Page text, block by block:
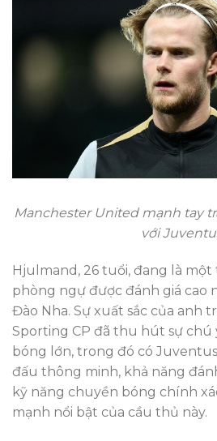
Manchester United mạnh tay
với
Hjulmand, 26 tuổi, đang là
phòng ngự được đánh giá cao
Đào Nha. Sự xuất sắc của anh
Sporting CP đã thu hút sự chú
bóng lớn, trong đó có
đấu thông minh, khả năng
kỹ năng chuyền bóng chính
mạnh nổi bật của cầu thủ này.